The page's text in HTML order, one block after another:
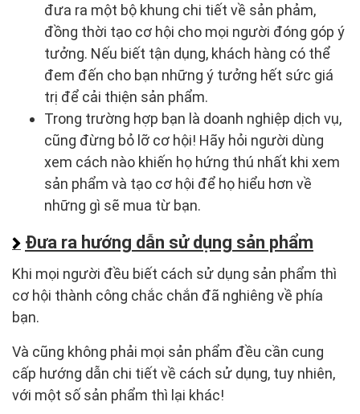
đưa ra một bộ khung chi tiết về sản phảm,
đồng thời tạo cơ hội cho mọi người đóng góp ý
tưởng. Nếu biết tận dụng, khách hàng có thể
đem đến cho bạn những ý tưởng hết sức giá
trị để cải thiện sản phẩm.
Trong trường hợp bạn là doanh nghiệp dịch vụ,
cũng đừng bỏ lỡ cơ hội! Hãy hỏi người dùng
xem cách nào khiến họ hứng thú nhất khi xem
sản phẩm và tạo cơ hội để họ hiểu hơn về
những gì sẽ mua từ bạn.
Đưa ra hướng dẫn sử dụng sản phẩm
Khi mọi người đều biết cách sử dụng sản phẩm thì
cơ hội thành công chắc chắn đã nghiêng về phía
bạn.
Và cũng không phải mọi sản phẩm đều cần cung
cấp hướng dẫn chi tiết về cách sử dụng, tuy nhiên,
với một số sản phẩm thì lại khác!